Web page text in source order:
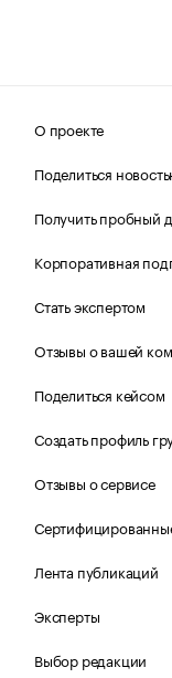
О проекте
Поделиться
Получить пробный
Корпоративная
Стать экспертом
Отзывы о вашей
Поделиться кейсом
Создать профиль
Отзывы о сервисе
Лента публикаций
Эксперты
Выбор редакции